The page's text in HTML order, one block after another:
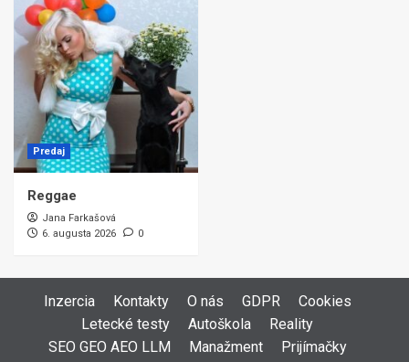
Predaj
Reggae
Jana Farkašová
6. augusta 2026
0
Inzercia Kontakty O nás GDPR
Cookies
Letecké testy
Autoškola
Reality
SEO GEO AEO LLM
Manažment
Prijímačky